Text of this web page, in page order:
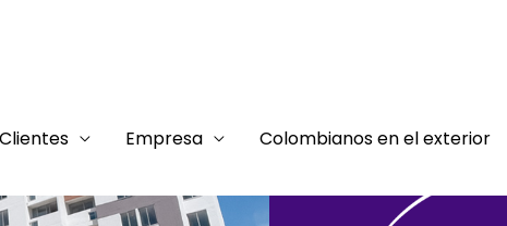
Clientes Empresa Colombianos en el exterior